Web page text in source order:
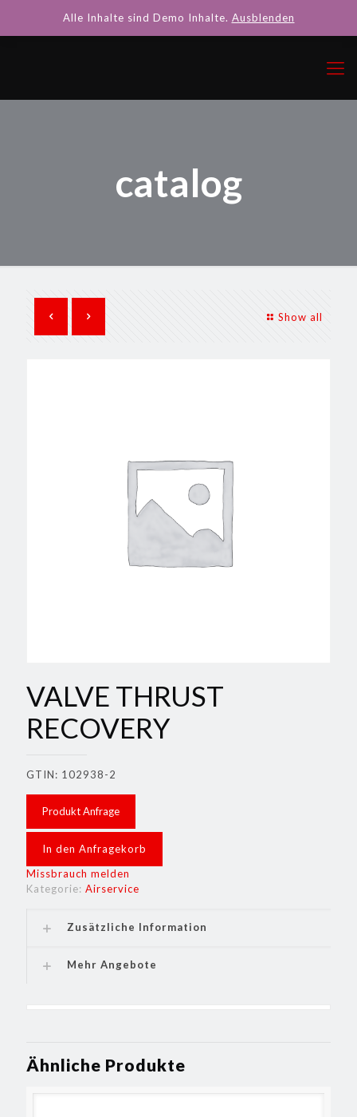
catalog
Show all
VALVE THRUST
RECOVERY
GTIN: 102938-2
Produkt Anfrage
In den Anfragekorb
Missbrauch melden
Kategorie: Airservice
Zusätzliche Information
Mehr Angebote
Ähnliche Produkte
Alle Inhalte sind Demo Inhalte. Ausblenden